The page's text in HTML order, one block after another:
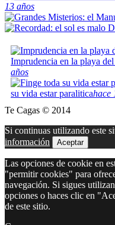
13 años
Imprudencia en la playa
años
su vida estar paraliticahace
Te Cagas © 2014
Si continuas utilizando este
información
Aceptar
Las opciones de cookie en
"permitir cookies" para
navegación. Si sigues
opciones o haces clic en
de este sitio.